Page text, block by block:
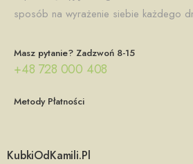
sposób na wyrażenie siebie każdego
Masz pytanie? Zadzwoń 8-15
+48 728 000 408
Metody Płatności
KubkiOdKamili.pl